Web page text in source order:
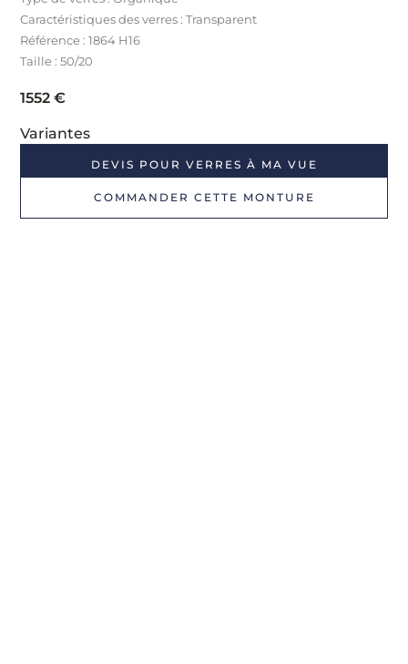
Caractéristiques des verres : Transparent
Référence : 1864 H16
Taille : 50/20
1552€
Variantes
DEVIS POUR VERRES À MA VUE
COMMANDER CETTE MONTURE